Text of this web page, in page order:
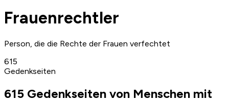
Frauenrechtler
Person, die die Rechte der Frauen verfechtet
615
Gedenkseiten
615 Gedenkseiten von Menschen mit